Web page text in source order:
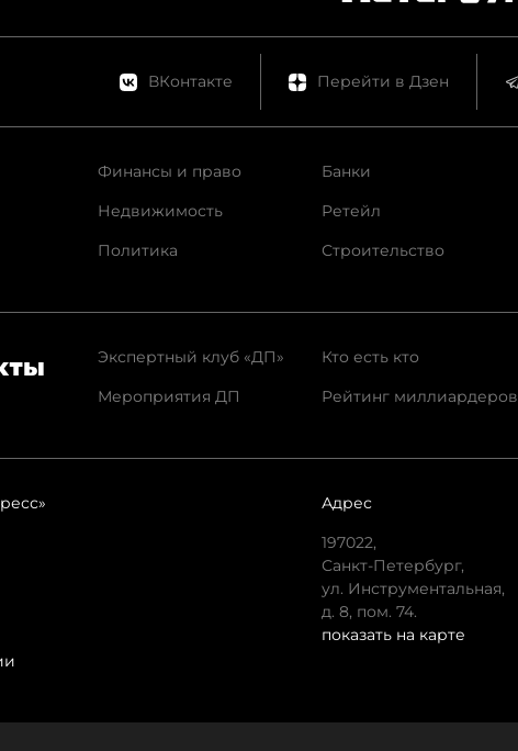
ВКонтакте Перейти в Дзен
Финансы и право
Недвижимость
Политика
Банки
Ретейл
Строительство
Экспертный клуб «ДП»
Мероприятия ДП
Кто есть кто
Рейтинг миллиардеров
Адрес
197022,
Санкт-Петербург,
ул. Инструментальная,
д. 8, пом. 74.
показать на карте